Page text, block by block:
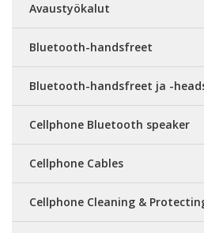
Avaustyökalut
Bluetooth-handsfreet
Bluetooth-handsfreet ja -
Cellphone Bluetooth speaker
Cellphone Cables
Cellphone Cleaning &